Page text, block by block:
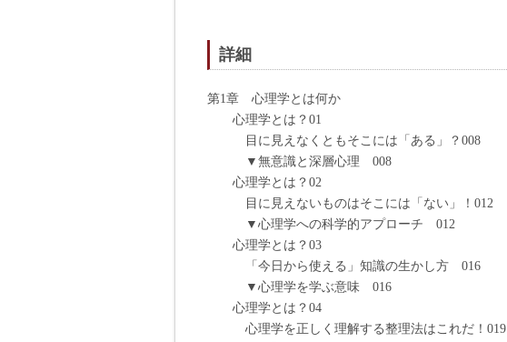
詳細
第1章 心理学とは何か
心理学とは？01
目に見えなくともそこには「ある」？008
▼無意識と深層心理 008
心理学とは？02
目に見えないものはそこには「ない」！012
▼心理学への科学的アプローチ 012
心理学とは？03
「今日から使える」知識の生かし方 016
▼心理学を学ぶ意味 016
心理学とは？04
心理学を正しく理解する整理法はこれだ！019